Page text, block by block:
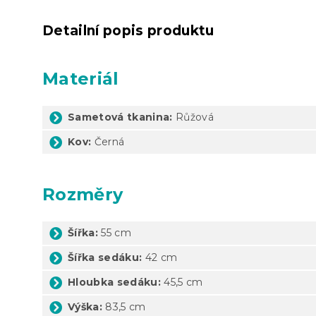
Detailní popis produktu
Materiál
Sametová tkanina: Růžová
Kov: Černá
Rozměry
Šířka: 55 cm
Šířka sedáku: 42 cm
Hloubka sedáku: 45,5 cm
Výška: 83,5 cm